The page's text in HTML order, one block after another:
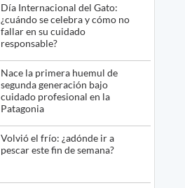
Día Internacional del Gato:
¿cuándo se celebra y cómo no
fallar en su cuidado
responsable?
Nace la primera huemul de
segunda generación bajo
cuidado profesional en la
Patagonia
Volvió el frío: ¿adónde ir a
pescar este fin de semana?